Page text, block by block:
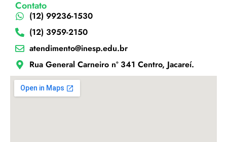
Contato
(12) 99236-1530
(12) 3959-2150
atendimento@inesp.edu.br
Rua General Carneiro nº 341 Centro, Jacareí.